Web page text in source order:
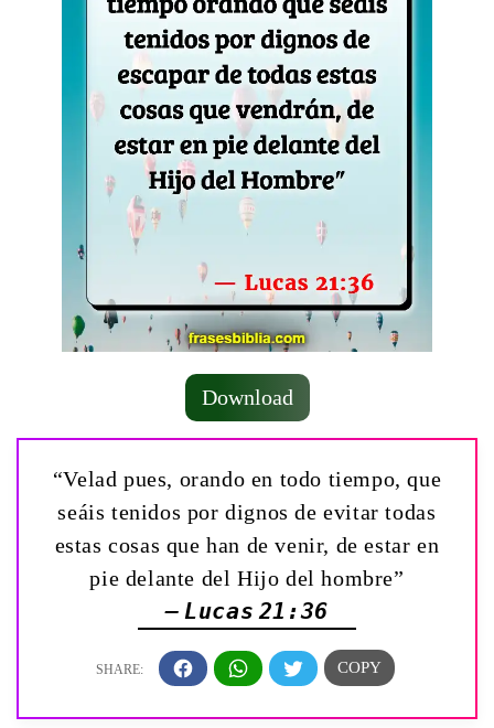
Download
“Velad pues, orando en todo tiempo, que
seáis tenidos por dignos de evitar todas
estas cosas que han de venir, de estar en
pie delante del Hijo del hombre”
— Lucas 21:36